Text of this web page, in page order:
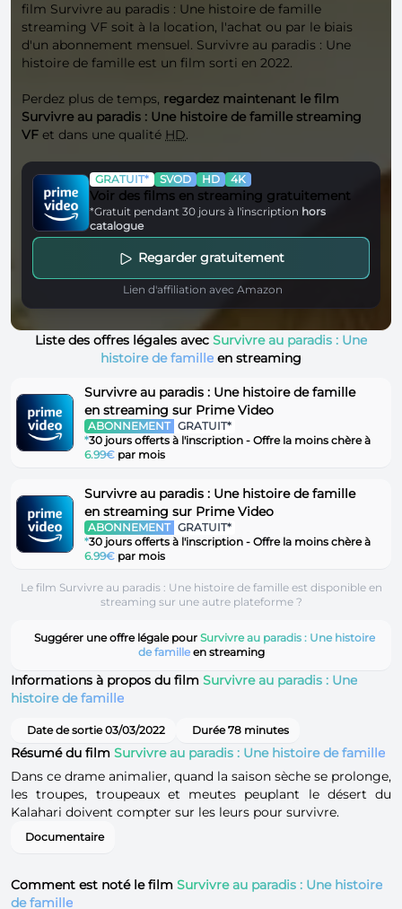
film Survivre au paradis : Une histoire de famille
streaming VF soit à la location, l'achat ou par le biais
d'un abonnement mensuel. Survivre au paradis : Une
histoire de famille est un film sorti en 2022.
Perdez plus de temps, regardez maintenant le film
Survivre au paradis : Une histoire de famille streaming
VF et dans une qualité HD.
GRATUIT* SVOD HD 4K
Voir des films en streaming gratuitement
*Gratuit pendant 30 jours à l'inscription hors
catalogue
Regarder gratuitement
Lien d'affiliation avec Amazon
Liste des offres légales avec Survivre au paradis : Une
histoire de famille en streaming
Survivre au paradis : Une histoire de famille
en streaming sur Prime Video
ABONNEMENT GRATUIT*
*30 jours offerts à l'inscription - Offre la moins chère à
6.99€ par mois
Survivre au paradis : Une histoire de famille
en streaming sur Prime Video
ABONNEMENT GRATUIT*
*30 jours offerts à l'inscription - Offre la moins chère à
6.99€ par mois
Le film Survivre au paradis : Une histoire de famille est disponible en
streaming sur une autre plateforme ?
Suggérer une offre légale pour Survivre au paradis : Une histoire
de familleen streaming
Informations à propos du film Survivre au paradis : Une
histoire de famille
Date de sortie 03/03/2022 Durée 78 minutes
Résumé du film Survivre au paradis : Une histoire de famille
Dans ce drame animalier, quand la saison sèche se prolonge,
les troupes, troupeaux et meutes peuplant le désert du
Kalahari doivent compter sur les leurs pour survivre.
Documentaire
Comment est noté le film Survivre au paradis : Une histoire
de famille